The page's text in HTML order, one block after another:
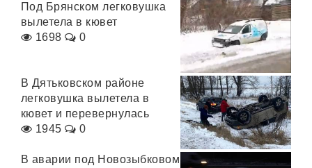
Под Брянском легковушка
вылетела в кювет
1698
0
В Дятьковском районе
легковушка вылетела в
кювет и перевернулась
1945
0
В аварии под Новозыбковом